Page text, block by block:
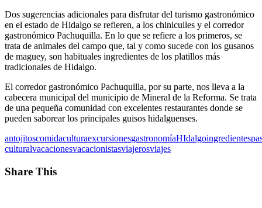
Dos sugerencias adicionales para disfrutar del turismo gastronómico
en el estado de Hidalgo se refieren, a los chinicuiles y el corredor
gastronómico Pachuquilla. En lo que se refiere a los primeros, se
trata de animales del campo que, tal y como sucede con los gusanos
de maguey, son habituales ingredientes de los platillos más
tradicionales de Hidalgo.
El corredor gastronómico Pachuquilla, por su parte, nos lleva a la
cabecera municipal del municipio de Mineral de la Reforma. Se trata
de una pequeña comunidad con excelentes restaurantes donde se
pueden saborear los principales guisos hidalguenses.
antojitoscomidaculturaexcursionesgastronomíaHIdalgoingredientes
culturalvacacionesvacacionistasviajerosviajes
Share This